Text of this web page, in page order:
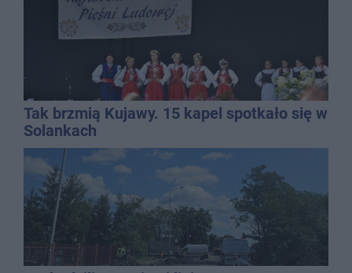
Tak brzmią Kujawy. 15 kapel spotkało się w
Solankach